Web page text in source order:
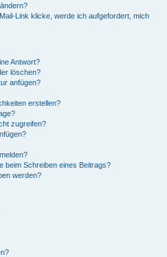
Link klicke, werde ich aufgefordert, mich
Antwort?
löschen?
anfügen?
erstellen?
zugreifen?
beim Schreiben eines Beitrags?
werden?